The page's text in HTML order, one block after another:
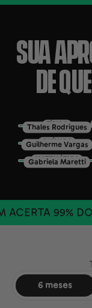
SUA
DE
FÍSICA
Thales Rodrigues
QUÍMICA
Guilherme Vargas
MATEMÁTICA
Gabriela Maretti
99% DO
6 meses